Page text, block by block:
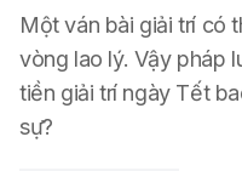
Một ván bài giải trí có
vòng lao lý. Vậy pháp
tiền giải trí ngày Tết
sự?